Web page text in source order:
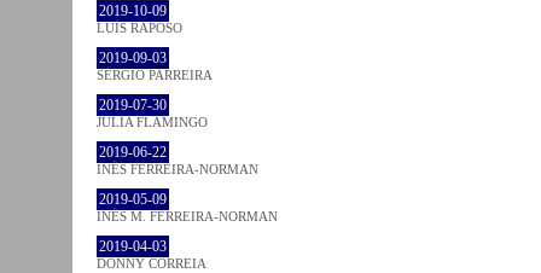
2019-10-09
LUÍS RAPOSO
2019-09-03
SÉRGIO PARREIRA
2019-07-30
JULIA FLAMINGO
2019-06-22
INÊS FERREIRA-NORMAN
2019-05-09
INÊS M. FERREIRA-NORMAN
2019-04-03
DONNY CORREIA